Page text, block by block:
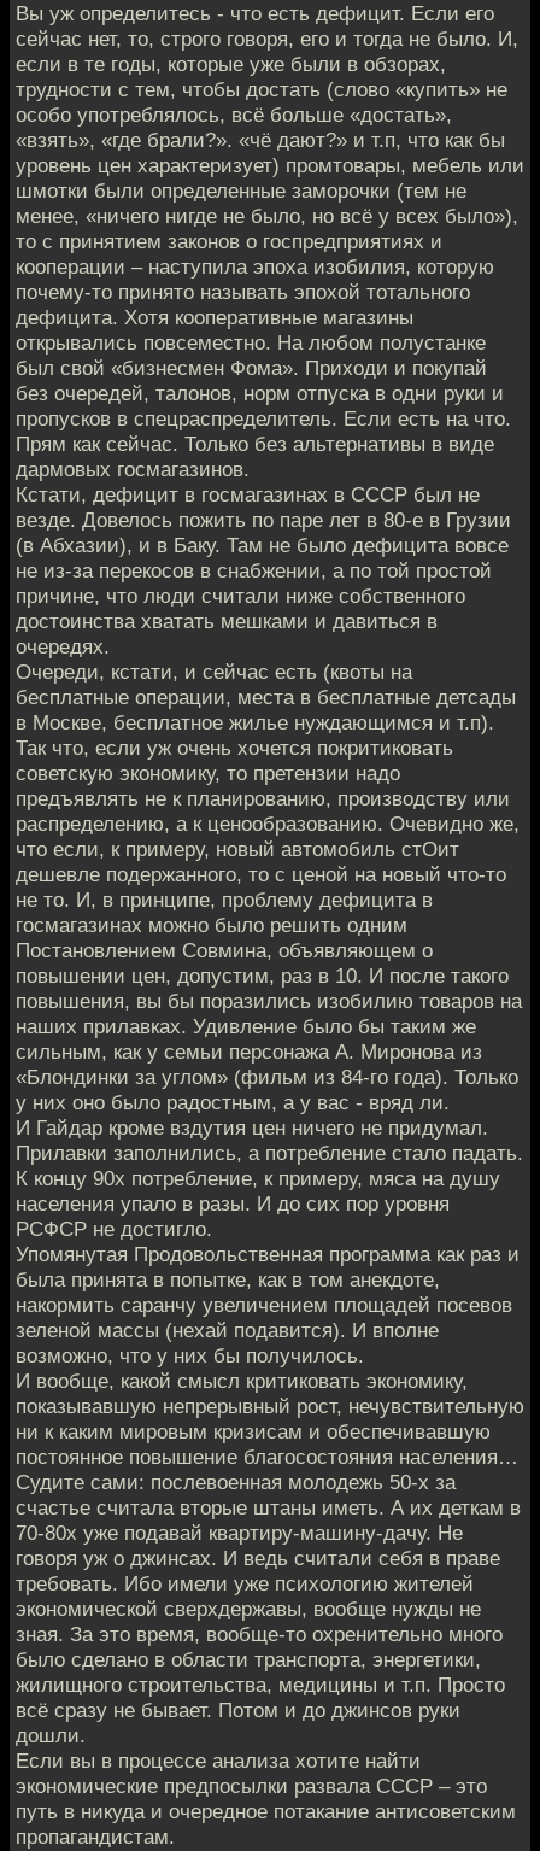
Вы уж определитесь - что есть дефицит. Если его
сейчас нет, то, строго говоря, его и тогда не было. И,
если в те годы, которые уже были в обзорах,
трудности с тем, чтобы достать (слово «купить» не
особо употреблялось, всё больше «достать»,
«взять», «где брали?». «чё дают?» и т.п, что как бы
уровень цен характеризует) промтовары, мебель или
шмотки были определенные заморочки (тем не
менее, «ничего нигде не было, но всё у всех было»),
то с принятием законов о госпредприятиях и
кооперации – наступила эпоха изобилия, которую
почему-то принято называть эпохой тотального
дефицита. Хотя кооперативные магазины
открывались повсеместно. На любом полустанке
был свой «бизнесмен Фома». Приходи и покупай
без очередей, талонов, норм отпуска в одни руки и
пропусков в спецраспределитель. Если есть на что.
Прям как сейчас. Только без альтернативы в виде
дармовых госмагазинов.
Кстати, дефицит в госмагазинах в СССР был не
везде. Довелось пожить по паре лет в 80-е в Грузии
(в Абхазии), и в Баку. Там не было дефицита вовсе
не из-за перекосов в снабжении, а по той простой
причине, что люди считали ниже собственного
достоинства хватать мешками и давиться в
очередях.
Очереди, кстати, и сейчас есть (квоты на
бесплатные операции, места в бесплатные детсады
в Москве, бесплатное жилье нуждающимся и т.п).
Так что, если уж очень хочется покритиковать
советскую экономику, то претензии надо
предъявлять не к планированию, производству или
распределению, а к ценообразованию. Очевидно же,
что если, к примеру, новый автомобиль стОит
дешевле подержанного, то с ценой на новый что-то
не то. И, в принципе, проблему дефицита в
госмагазинах можно было решить одним
Постановлением Совмина, объявляющем о
повышении цен, допустим, раз в 10. И после такого
повышения, вы бы поразились изобилию товаров на
наших прилавках. Удивление было бы таким же
сильным, как у семьи персонажа А. Миронова из
«Блондинки за углом» (фильм из 84-го года). Только
у них оно было радостным, а у вас - вряд ли.
И Гайдар кроме вздутия цен ничего не придумал.
Прилавки заполнились, а потребление стало падать.
К концу 90х потребление, к примеру, мяса на душу
населения упало в разы. И до сих пор уровня
РСФСР не достигло.
Упомянутая Продовольственная программа как раз и
была принята в попытке, как в том анекдоте,
накормить саранчу увеличением площадей посевов
зеленой массы (нехай подавится). И вполне
возможно, что у них бы получилось.
И вообще, какой смысл критиковать экономику,
показывавшую непрерывный рост, нечувствительную
ни к каким мировым кризисам и обеспечивавшую
постоянное повышение благосостояния населения…
Судите сами: послевоенная молодежь 50-х за
счастье считала вторые штаны иметь. А их деткам в
70-80х уже подавай квартиру-машину-дачу. Не
говоря уж о джинсах. И ведь считали себя в праве
требовать. Ибо имели уже психологию жителей
экономической сверхдержавы, вообще нужды не
зная. За это время, вообще-то охренительно много
было сделано в области транспорта, энергетики,
жилищного строительства, медицины и т.п. Просто
всё сразу не бывает. Потом и до джинсов руки
дошли.
Если вы в процессе анализа хотите найти
экономические предпосылки развала СССР – это
путь в никуда и очередное потакание антисоветским
пропагандистам.